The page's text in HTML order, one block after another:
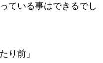
ている事はできるでし
り前」